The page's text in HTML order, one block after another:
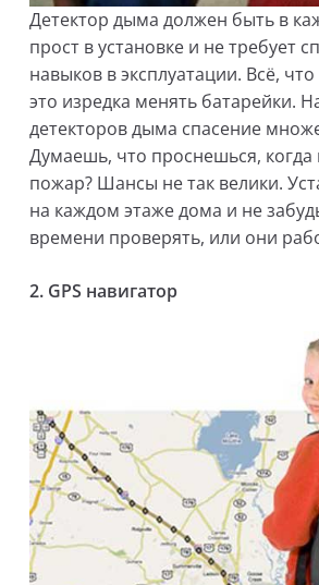
Детектор дыма должен быть в
прост в установке и не требует
навыков в эксплуатации. Всё,
это изредка менять батарейки.
детекторов дыма спасение
Думаешь, что проснешься, когда
пожар? Шансы не так велики.
на каждом этаже дома и не
времени проверять, или они
2. GPS навигатор